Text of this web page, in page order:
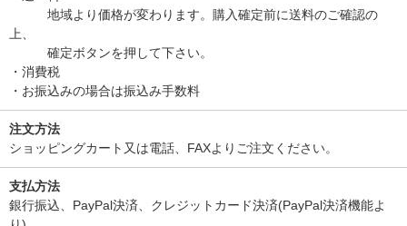
地域より価格が変わります。購入確定前に送料のご確認の
上、
確定ボタンを押して下さい。
・消費税
・お振込みの場合は振込み手数料
注文方法
ショッピングカート又は電話、FAXよりご注文ください。
支払方法
銀行振込、PayPal決済、クレジットカード決済(PayPal決済機能よ